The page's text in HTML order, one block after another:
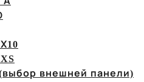
внешней панели)